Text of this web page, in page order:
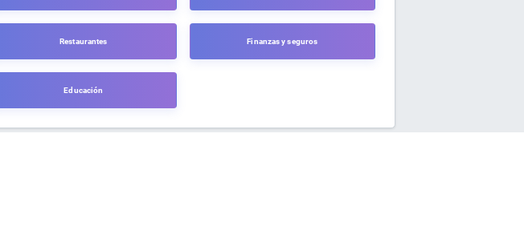
Restaurantes Finanzas y seguros
Educación